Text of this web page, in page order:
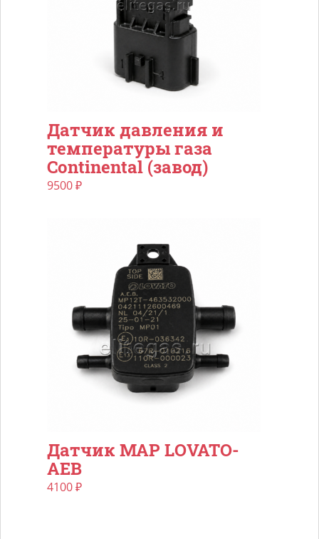
Датчик давления и
температуры газа
Continental (завод)
9500₽
Датчик MAP LOVATO-
AEB
4100₽